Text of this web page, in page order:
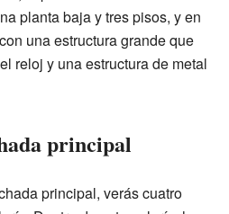
planta baja y tres pisos, y en
una estructura grande que
reloj y una estructura de metal
principal
principal, verás cuatro